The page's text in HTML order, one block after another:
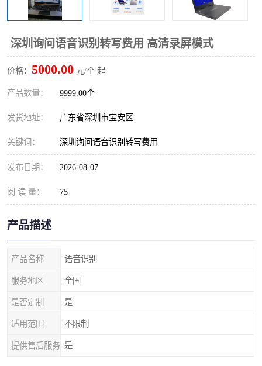
深圳询问语音识别转写费用 高清录屏模式
价格： 5000.00 元/个 起
产品数量： 9999.00个
发货地址： 广东省深圳市宝安区
关键词： 深圳询问语音识别转写费用
发布日期： 2026-08-07
阅 读 量： 75
产品描述
产品名称 语音识别
服务地区 全国
是否定制 是
适用范围 不限制
提供售后服务 是